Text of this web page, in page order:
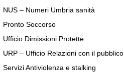
NUS – Numeri Umbria sanità
Pronto Soccorso
Ufficio Dimissioni Protette
URP – Ufficio Relazioni con il pubblico
Servizi Antiviolenza e stalking